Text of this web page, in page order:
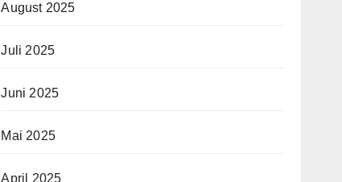
August 2025
Juli 2025
Juni 2025
Mai 2025
April 2025